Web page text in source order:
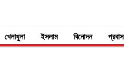
খেলাধুলা ইসলাম বিনোদন প্রবাস